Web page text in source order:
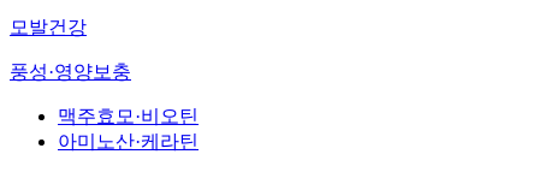
모발건강
풍성·영양보충
맥주효모·비오틴
아미노산·케라틴